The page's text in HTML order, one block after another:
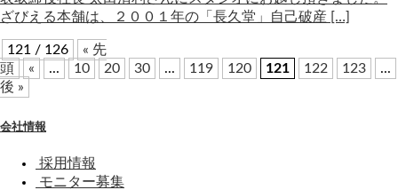
ざびえる本舗は、２００１年の「長久堂」自己破産 […]
121 / 126
« 先
頭
« ... 10 20 30 ... 119 120 121 122 123
...
後 »
会社情報
採用情報
モニター募集